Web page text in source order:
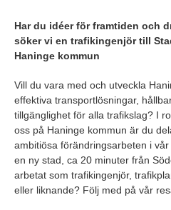
Har du idéer för framtiden och
söker vi en trafikingenjör till
Haninge kommun
Vill du vara med och utveckla
effektiva transportlösningar,
tillgänglighet för alla trafikslag? I
oss på Haninge kommun är du
ambitiösa förändringsarbeten i
en ny stad, ca 20 minuter från
arbetat som trafikingenjör,
eller liknande? Följ med på vår